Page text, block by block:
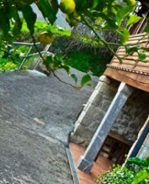
AGENDA
OFERTAS
CONTACTO